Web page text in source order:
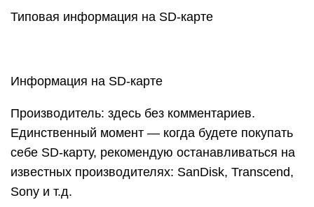
Типовая информация на SD-карте
Информация на SD-карте
Производитель: здесь без комментариев.
Единственный момент — когда будете покупать
себе SD-карту, рекомендую останавливаться на
известных производителях: SanDisk, Transcend,
Sony и т.д.